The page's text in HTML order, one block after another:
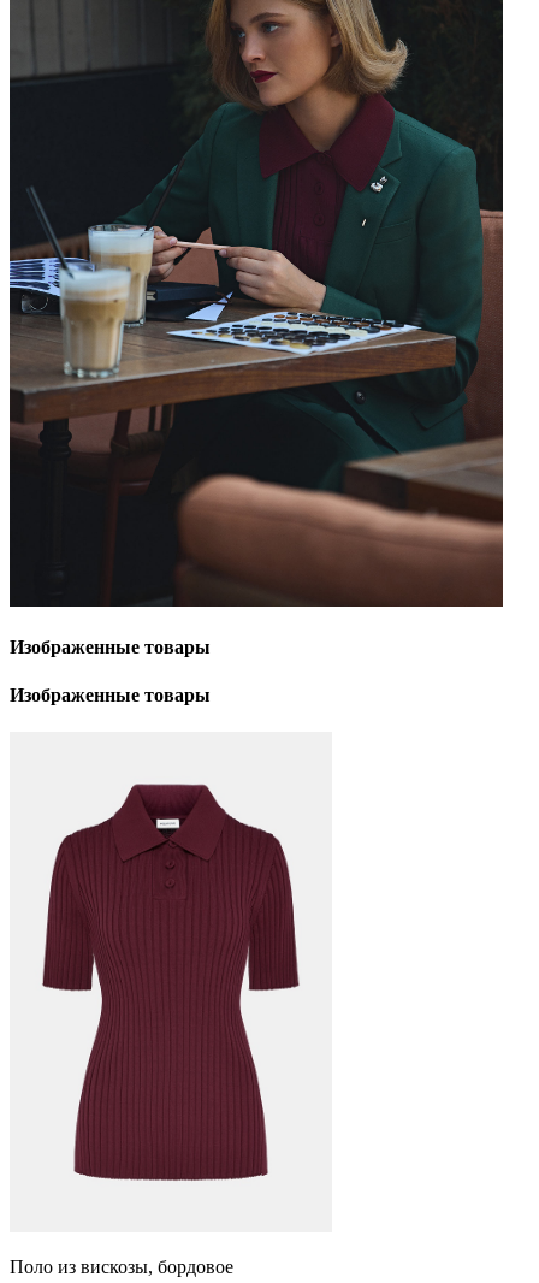
Изображенные товары
Изображенные товары
Поло из вискозы, бордовое